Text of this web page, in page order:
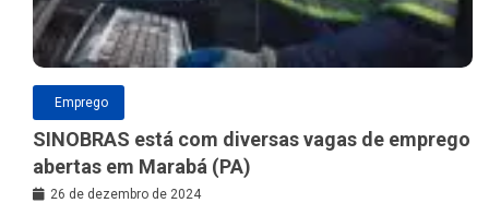
Emprego
SINOBRAS está com diversas vagas de emprego
abertas em Marabá (PA)
26 de dezembro de 2024